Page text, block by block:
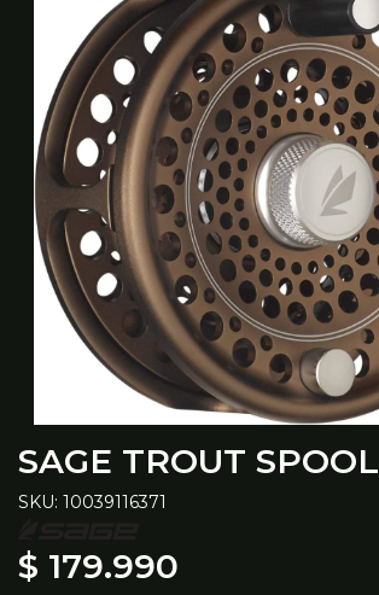
SAGE TROUT SPOOL
SKU: 10039116371
$ 179.990